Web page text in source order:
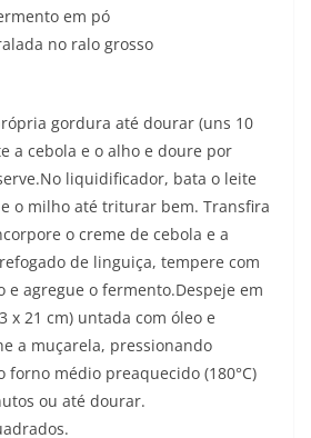
em pó
no ralo grosso
gordura até dourar (uns 10
a cebola e o alho e doure por
liquidificador, bata o leite
e o milho até triturar bem. Transfira
o creme de cebola e a
de linguiça, tempere com
e agregue o fermento.Despeje em
x 21 cm) untada com óleo e
a muçarela, pressionando
forno médio preaquecido (180°C)
ou até dourar.